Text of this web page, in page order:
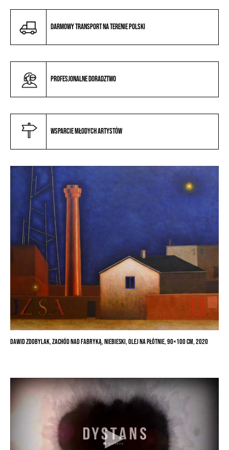
Darmowy transport na terenie Polski
Profesjonalne doradztwo
Wsparcie młodych artystów
Dawid Zdobylak, Zachód nad fabryką, niebieski, olej na płótnie, 90×100 cm, 2020